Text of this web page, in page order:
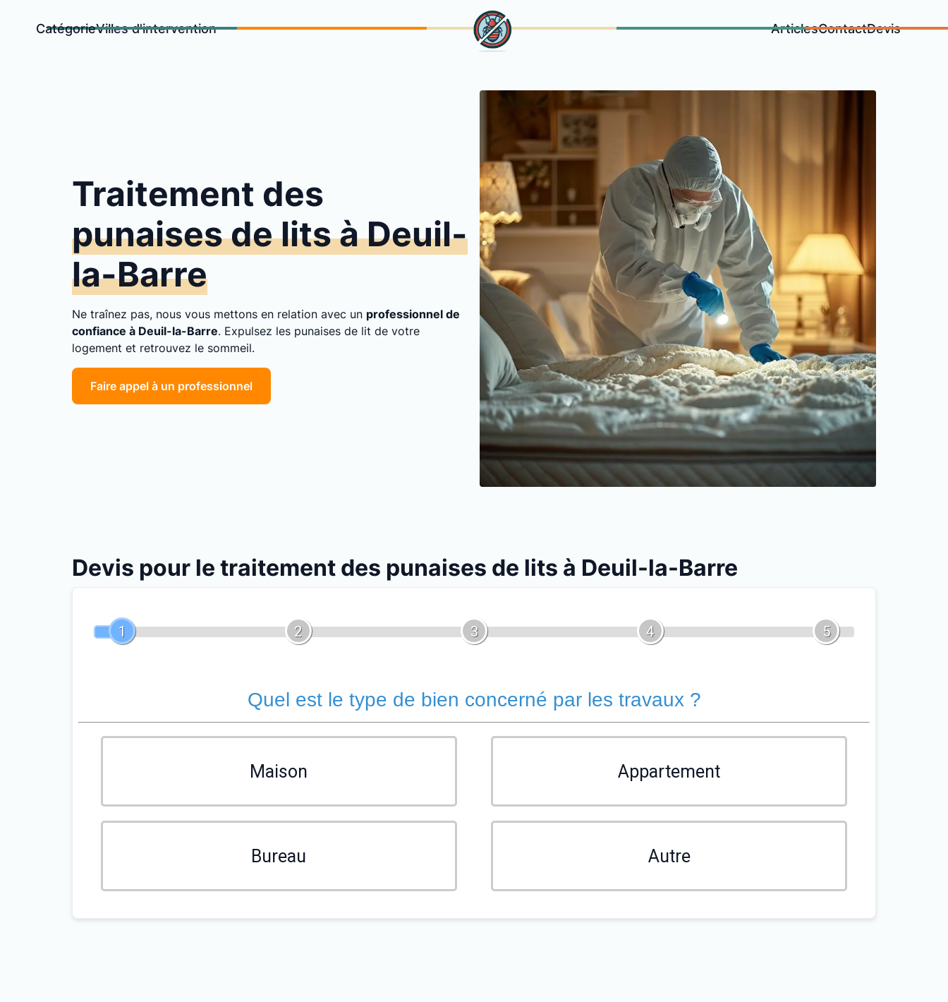
CatégorieVilles d'intervention ArticlesContactDevis
Traitement des
punaises de lits à Deuil-
la-Barre
Ne traînez pas, nous vous mettons en relation avec un professionnel de
confiance à Deuil-la-Barre. Expulsez les punaises de lit de votre
logement et retrouvez le sommeil.
Faire appel à un professionnel
Devis pour le traitement des punaises de lits à Deuil-la-Barre
1 2 3 4 5
Quel est le type de bien concerné par les travaux ?
Maison Appartement
Bureau Autre